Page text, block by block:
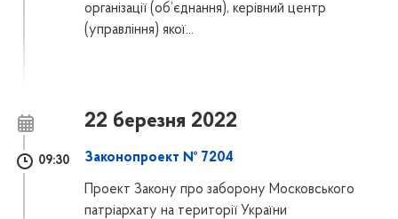
організації (об’єднання), керівний центр
(управління) якої...
22 березня 2022
09:30 Законопроект № 7204
Проект Закону про заборону Московського
патріархату на території України